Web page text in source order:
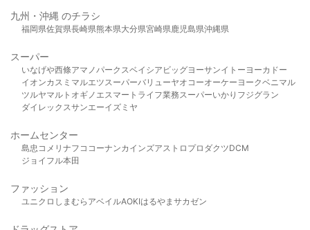
九州・沖縄 のチラシ
福岡県佐賀県長崎県熊本県大分県宮崎県鹿児島県沖縄県
スーパー
いなげや西條アマノパークスベイシア ビッグヨーサンイトーヨーカドー
イオンカスミ マルエツスーパーバリューヤオコーオーケー ヨークベニマル
ツルヤマルト オギノ エスマート ライフ業務スーパーいかり フジグラン
ダイレックスサンエーイズミヤ
ホームセンター
島忠 コメリ ナフコ コーナンカインズアストロプロダクツDCM
ジョイフル本田
ファッション
ユニクロ しまむら アベイルAOKIはるやま サカゼン